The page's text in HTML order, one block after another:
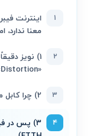
۱
معنا
۲
«Distortion»
۳ 2) چرا کابل مسی نویز می‌گیرد، اما فیبر نه؟
۴
3) پس در